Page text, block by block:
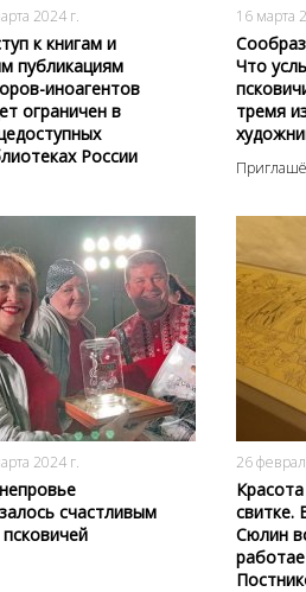
2024 г.
к книгам и
публикациям
иноагентов
ограничен в
России
16 марта
Что
тремя
2024 г.
счастливым
1168
0
26
свитке.
Сюлин